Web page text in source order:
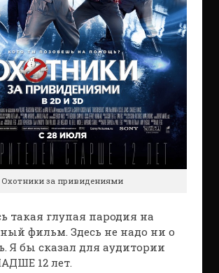
Охотники за привидениями
такая глупая пародия на
фильм. Здесь не надо ни о
Я бы сказал для аудитории
12 лет.